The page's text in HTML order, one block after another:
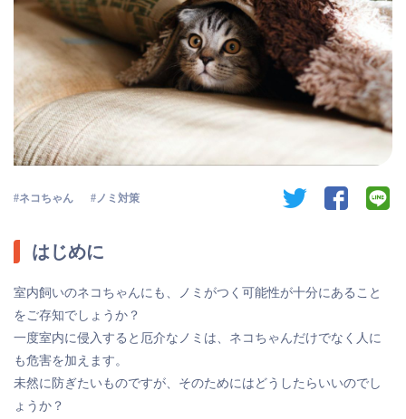
ネコちゃん ノミ対策 twitter facebook
はじめに
室内飼いのネコちゃんにも、ノミがつく可能性が十分にあること
をご存知でしょうか？
一度室内に侵入すると厄介なノミは、ネコちゃんだけでなく人に
も危害を加えます。
未然に防ぎたいものですが、そのためにはどうしたらいいのでし
ょうか？